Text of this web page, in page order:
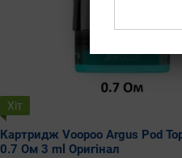
Хіт
Картридж Voopoo Argus Pod
0.7 Ом 3 ml Оригінал